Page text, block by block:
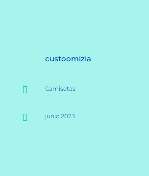
custoomizia
 Camisetas
 junio 2023